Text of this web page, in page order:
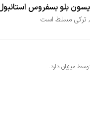
بلو بسفروس
ترکی مسلط است
میزبان دارد.